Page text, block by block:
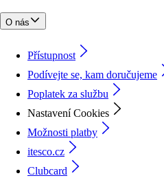
O nás
Přístupnost
Podívejte se, kam doručujeme
Poplatek za službu
Nastavení Cookies
Možnosti platby
itesco.cz
Clubcard